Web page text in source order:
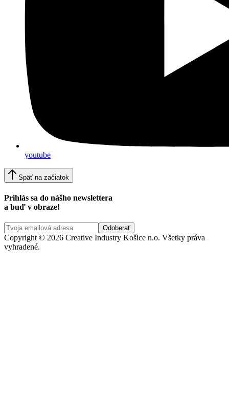
youtube
Späť na začiatok
Prihlás sa do nášho newslettera
a buď v obraze!
Copyright © 2026 Creative Industry Košice n.o. Všetky práva
vyhradené.